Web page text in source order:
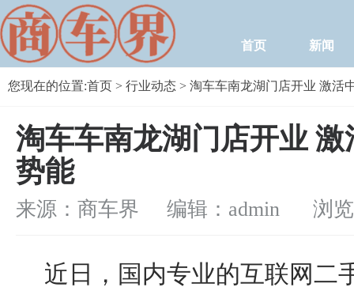
首页 新闻
您现在的位置:首页 > 行业动态 > 淘车车南龙湖门店开业 激活
淘车车南龙湖门店开业
势能
来源：商车界 编辑：admin 浏览
近日，国内专业的互联网二